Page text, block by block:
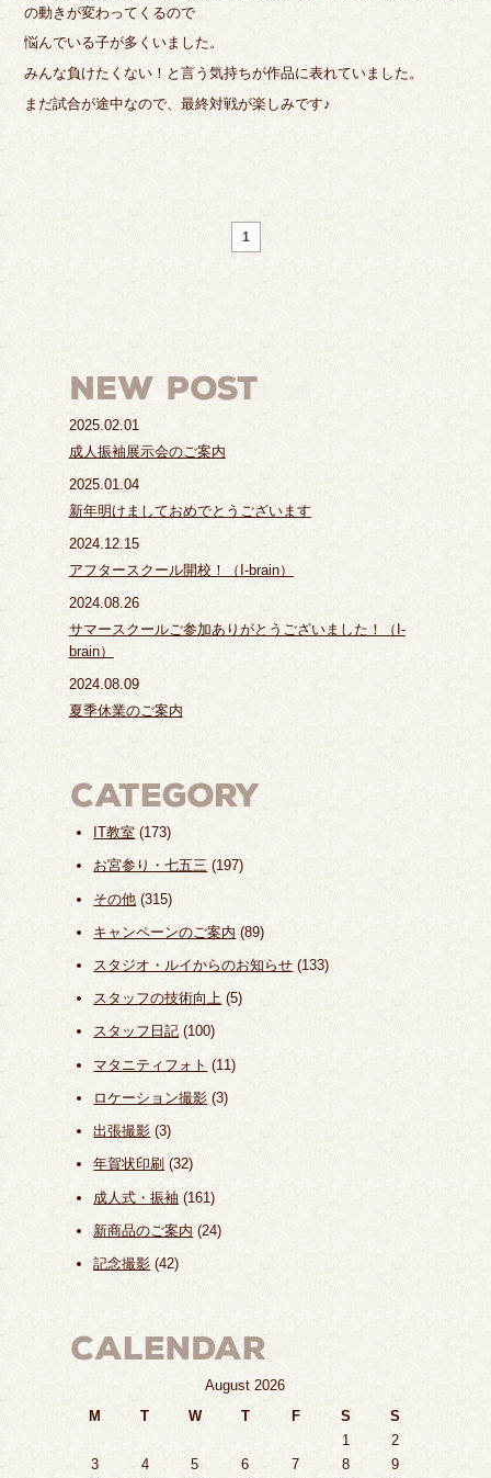
の動きが変わってくるので
悩んでいる子が多くいました。
みんな負けたくない！と言う気持ちが作品に表れていました。
まだ試合が途中なので、最終対戦が楽しみです♪
1
2025.02.01
成人振袖展示会のご案内
2025.01.04
新年明けましておめでとうございます
2024.12.15
アフタースクール開校！（I-brain）
2024.08.26
サマースクールご参加ありがとうございました！（I-
brain）
2024.08.09
夏季休業のご案内
IT教室 (173)
お宮参り・七五三 (197)
その他 (315)
キャンペーンのご案内 (89)
スタジオ・ルイからのお知らせ (133)
スタッフの技術向上 (5)
スタッフ日記 (100)
マタニティフォト (11)
ロケーション撮影 (3)
出張撮影 (3)
年賀状印刷 (32)
成人式・振袖 (161)
新商品のご案内 (24)
記念撮影 (42)
August 2026
M
T W T F S
S
1
2
3
4 5 6 7 8
9